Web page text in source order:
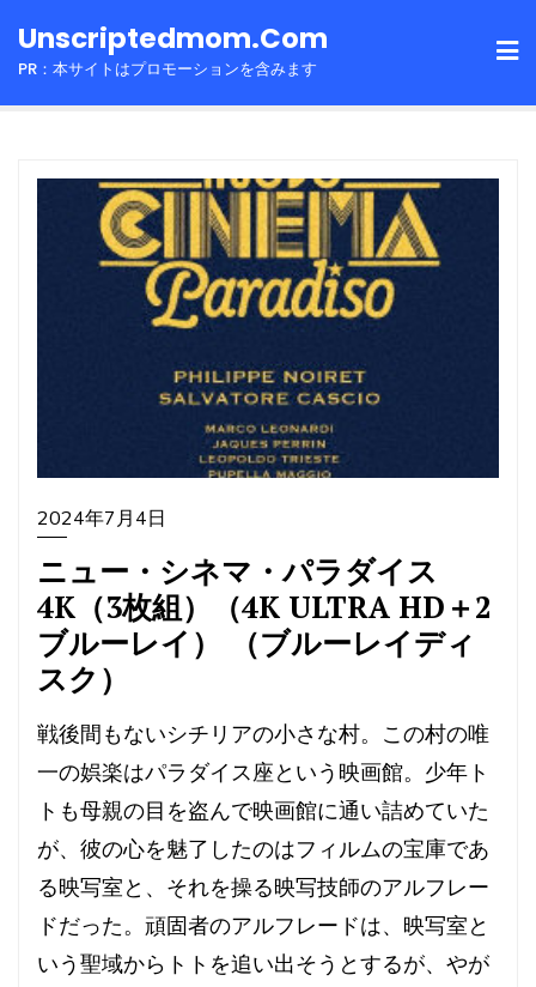
toUnscriptedmom.com
PR：本サイトはプロモーションを含みます
2024年7月4日
ニュー・シネマ・パラダイス
4K（3枚組）（4K ULTRA HD＋2
ブルーレイ） （ブルーレイディ
スク）
戦後間もないシチリアの小さな村。この村の唯
一の娯楽はパラダイス座という映画館。少年ト
トも母親の目を盗んで映画館に通い詰めていた
が、彼の心を魅了したのはフィルムの宝庫であ
る映写室と、それを操る映写技師のアルフレー
ドだった。頑固者のアルフレードは、映写室と
いう聖域からトトを追い出そうとするが、やが